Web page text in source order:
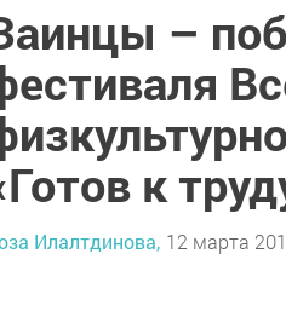
–
к
Илалтдинова, 12 марта